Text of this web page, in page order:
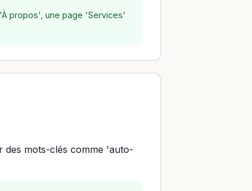
propos', une page 'Services'
des mots-clés comme 'auto-